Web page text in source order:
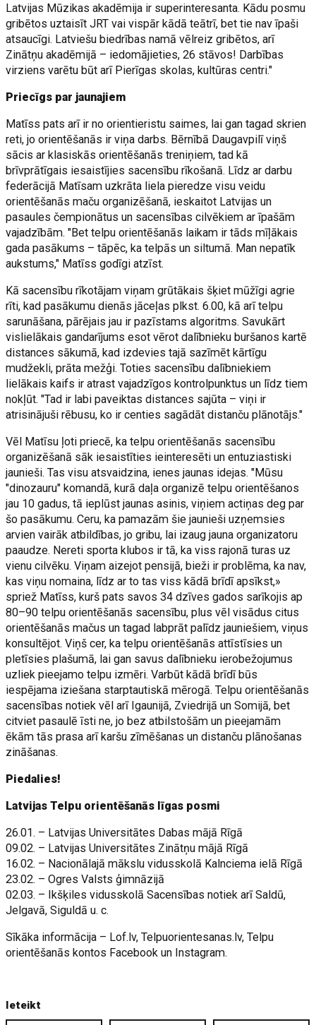
Latvijas Mūzikas akadēmija ir superinteresanta. Kādu posmu
gribētos uztaisīt JRT vai vispār kādā teātrī, bet tie nav īpaši
atsaucīgi. Latviešu biedrības namā vēlreiz gribētos, arī
Zinātņu akadēmijā – iedomājieties, 26 stāvos! Darbības
virziens varētu būt arī Pierīgas skolas, kultūras centri."
Priecīgs par jaunajiem
Matīss pats arī ir no orientieristu saimes, lai gan tagad skrien
reti, jo orientēšanās ir viņa darbs. Bērnībā Daugavpilī viņš
sācis ar klasiskās orientēšanās treniņiem, tad kā
brīvprātīgais iesaistījies sacensību rīkošanā. Līdz ar darbu
federācijā Matīsam uzkrāta liela pieredze visu veidu
orientēšanās maču organizēšanā, ieskaitot Latvijas un
pasaules čempionātus un sacensības cilvēkiem ar īpašām
vajadzībām. "Bet telpu orientēšanās laikam ir tāds mīļākais
gada pasākums – tāpēc, ka telpās un siltumā. Man nepatīk
aukstums," Matīss godīgi atzīst.
Kā sacensību rīkotājam viņam grūtākais šķiet mūžīgi agrie
rīti, kad pasākumu dienās jāceļas plkst. 6.00, kā arī telpu
sarunāšana, pārējais jau ir pazīstams algoritms. Savukārt
vislielākais gandarījums esot vērot dalībnieku buršanos kartē
distances sākumā, kad izdevies tajā sazīmēt kārtīgu
mudžekli, prāta mežģi. Toties sacensību dalībniekiem
lielākais kaifs ir atrast vajadzīgos kontrolpunktus un līdz tiem
nokļūt. "Tad ir labi paveiktas distances sajūta – viņi ir
atrisinājuši rēbusu, ko ir centies sagādāt distanču plānotājs."
Vēl Matīsu ļoti priecē, ka telpu orientēšanās sacensību
organizēšanā sāk iesaistīties ieinteresēti un entuziastiski
jaunieši. Tas visu atsvaidzina, ienes jaunas idejas. "Mūsu
"dinozauru" komandā, kurā daļa organizē telpu orientēšanos
jau 10 gadus, tā ieplūst jaunas asinis, viņiem actiņas deg par
šo pasākumu. Ceru, ka pamazām šie jaunieši uzņemsies
arvien vairāk atbildības, jo gribu, lai izaug jauna organizatoru
paaudze. Nereti sporta klubos ir tā, ka viss rajonā turas uz
vienu cilvēku. Viņam aizejot pensijā, bieži ir problēma, ka nav,
kas viņu nomaina, līdz ar to tas viss kādā brīdī apsīkst,»
spriež Matīss, kurš pats savos 34 dzīves gados sarīkojis ap
80–90 telpu orientēšanās sacensību, plus vēl visādus citus
orientēšanās mačus un tagad labprāt palīdz jauniešiem, viņus
konsultējot. Viņš cer, ka telpu orientēšanās attīstīsies un
pletīsies plašumā, lai gan savus dalībnieku ierobežojumus
uzliek pieejamo telpu izmēri. Varbūt kādā brīdī būs
iespējama iziešana starptautiskā mērogā. Telpu orientēšanās
sacensības notiek vēl arī Igaunijā, Zviedrijā un Somijā, bet
citviet pasaulē īsti ne, jo bez atbilstošām un pieejamām
ēkām tās prasa arī karšu zīmēšanas un distanču plānošanas
zināšanas.
Piedalies!
Latvijas Telpu orientēšanās līgas posmi
26.01. – Latvijas Universitātes Dabas mājā Rīgā
09.02. – Latvijas Universitātes Zinātņu mājā Rīgā
16.02. – Nacionālajā mākslu vidusskolā Kalnciema ielā Rīgā
23.02. – Ogres Valsts ģimnāzijā
02.03. – Ikšķiles vidusskolā Sacensības notiek arī Saldū,
Jelgavā, Siguldā u. c.
Sīkāka informācija – Lof.lv, Telpuorientesanas.lv, Telpu
orientēšanās kontos Facebook un Instagram.
Ieteikt